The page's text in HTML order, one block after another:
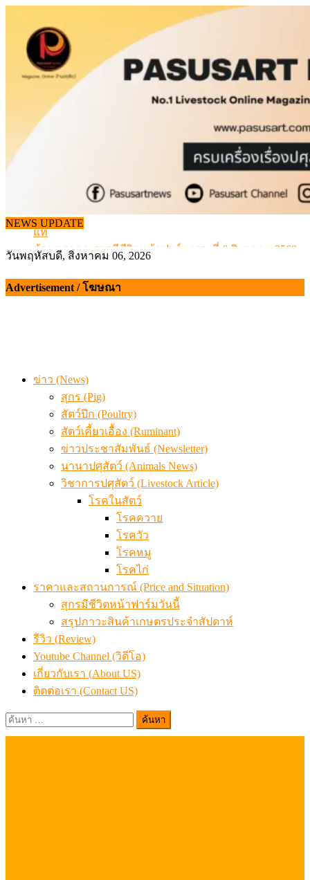
content
NEWS UPDATE
แท้
ข้อมูลราคา สุกรมีชีวิตหน้าฟาร์ม พระที่ 6 สิงหาคม 2569
เดินหน้าดัน “ราคากลางโคเนื้อ” แก้ปัญหาราคาโคเนื้อตก
สกัดลักลอบนำเข้าเอ็นโคแช่แข็งกว่า 12.6 ตัน สมุทรสาคร
สกัดลักลอบนำเข้า เครื่องในไก่เถื่อน กว่า 25 ตัน!
วันพฤหัสบดี, สิงหาคม 06, 2026
Advertisement / โฆษณา
ข่าว (News)
สุกร (Pig)
สัตว์ปีก (Poultry)
สัตว์เคี้ยวเอื้อง (Ruminant)
ข่าวประชาสัมพันธ์ (Newsletter)
นานาปศุสัตว์ (Animals News)
วิชาการปศุสัตว์ (Livestock Article)
โรคในสัตว์
โรคควาย
โรควัว
โรคหมู
โรคไก่
ราคาและสถานการณ์ (Price and Situation)
สุกรมีชีวิตหน้าฟาร์มวันนี้
สรุปภาวะสินค้าเกษตรประจำสัปดาห์
รีวิว (Review)
Youtube Channel (วิดีโอ)
เกี่ยวกับเรา (About US)
ติดต่อเรา (Contact US)
ค้นหา
สำหรับ: